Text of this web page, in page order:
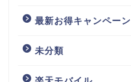
最新お得キャンペーン
未分類